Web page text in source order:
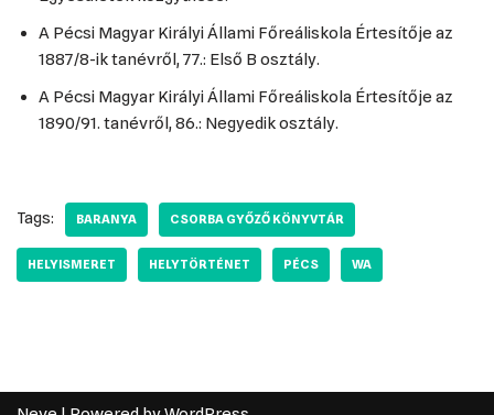
A Pécsi Magyar Királyi Állami Főreáliskola Értesítője az
1887/8-ik tanévről, 77.: Első B osztály.
A Pécsi Magyar Királyi Állami Főreáliskola Értesítője az
1890/91. tanévről, 86.: Negyedik osztály.
Tags: BARANYA CSORBA GYŐZŐ KÖNYVTÁR
HELYISMERET HELYTÖRTÉNET PÉCS WA